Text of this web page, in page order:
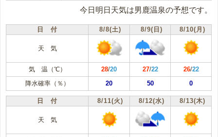
今日明日天気は男鹿温泉の予想です。
日 付 8/8(土) 8/9(日) 8/10(月)
天 気
気 温（℃） 28/20 27/22 26/22
降水確率（％）
20 50 0
日 付 8/11(火) 8/12(水) 8/13(木)
天 気